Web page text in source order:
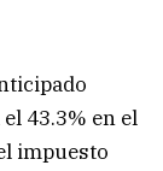
43.3% en el
impuesto